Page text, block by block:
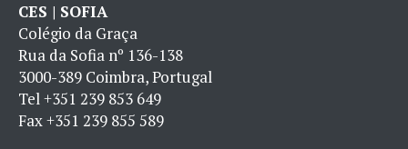
CES | SOFIA
Colégio da Graça
Rua da Sofia nº 136-138
3000-389 Coimbra, Portugal
Tel+351 239 853 649
Fax+351 239 855 589